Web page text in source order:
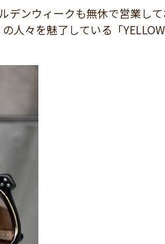
ンウィークも無休で営業して
々を魅了している「